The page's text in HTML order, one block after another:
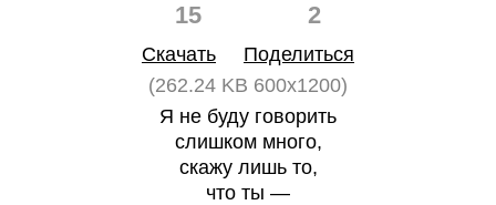
15 2
Скачать
Поделиться
(262.24 KB 600x1200)
Я не буду говорить
слишком много,
скажу лишь то,
что ты —